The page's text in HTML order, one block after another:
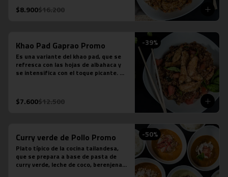
de dragón, tofu y limón sutil. No
contiene salsa de pescado ni salsa de
$8.900$16.200
-39%
Khao Pad Gaprao Promo
Es una variante del khao pad, que se
refresca con las hojas de albahaca y
se intensifica con el toque picante.
*Plato levemente picante
$7.600$12.500
-50%
Curry verde de Pollo Promo
Plato típico de la cocina tailandesa,
que se prepara a base de pasta de
curry verde, leche de coco, berenjenas,